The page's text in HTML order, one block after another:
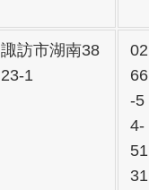
諏訪市湖南38
23-1
02
66
-5
4-
51
31